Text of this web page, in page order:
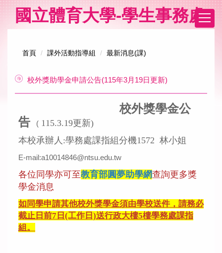
主
國立體育大學-學生事務處
首頁 課外活動指導組 最新消息(課)
校外獎助學金申請公告(115年3月19日更新)
校外獎學金公
告 ( 115.3.19更新)
本校承辦人:學務處課指組分機1572 林小姐
E-mail:a10014846@ntsu.edu.tw
各位同學亦可至教育部圓夢助學網查詢更多獎
學金消息
如同學申請其他校外獎學金須由學校送件，請務必
截止日前7日(工作日)送行政大樓5樓學務處課指
組。